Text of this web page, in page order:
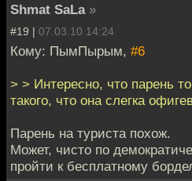
Shmat SaLa »
#19 | 07.03.10 14:24
Кому: ПымПырым, #6
> > Интересно, что парень
такого, что она слегка
Парень на туриста похож.
Может, чисто по
пройти к бесплатному